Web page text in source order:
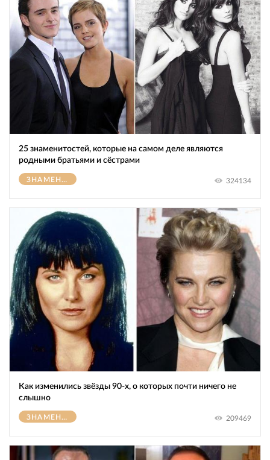
25 знаменитостей, которые на самом деле являются
родными братьями и сёстрами
ЗНАМЕНИТОСТИ 324134
Как изменились звёзды 90-х, о которых почти ничего не
слышно
ЗНАМЕНИТОСТИ 209469